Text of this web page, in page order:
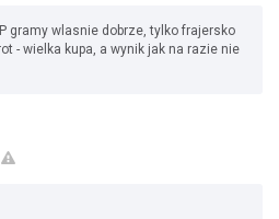
gramy wlasnie dobrze, tylko frajersko
- wielka kupa, a wynik jak na razie nie